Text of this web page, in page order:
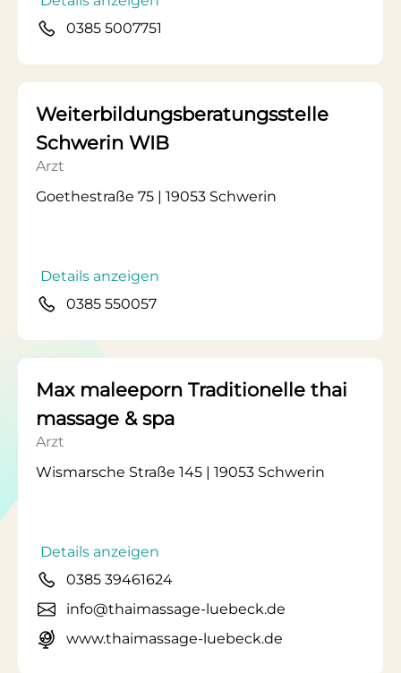
0385 5007751
Weiterbildungsberatungsstelle
Schwerin WIB
Arzt
Goethestraße 75 | 19053 Schwerin
Details anzeigen
0385 550057
Max maleeporn Traditionelle thai
massage & spa
Arzt
Wismarsche Straße 145 | 19053 Schwerin
Details anzeigen
0385 39461624
info@thaimassage-luebeck.de
www.thaimassage-luebeck.de